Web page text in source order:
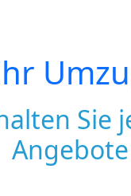
Sie
Angebote